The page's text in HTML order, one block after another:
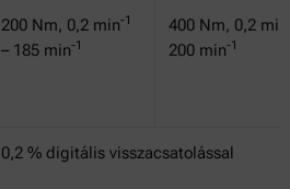
200 Nm, 0,2 min-1
– 185 min-1
400 Nm, 0,2 min
200 min-1
0,2 % digitális visszacsatolással